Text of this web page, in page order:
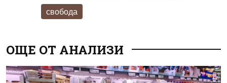
свобода
ОЩЕ ОТ АНАЛИЗИ